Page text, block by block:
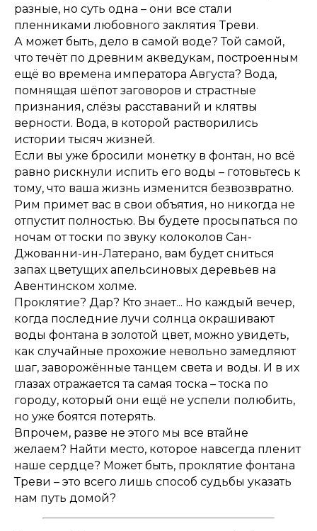
разные, но суть одна – они все стали
пленниками любовного заклятия Треви.
А может быть, дело в самой воде? Той самой,
что течёт по древним акведукам, построенным
ещё во времена императора Августа? Вода,
помнящая шёпот заговоров и страстные
признания, слёзы расставаний и клятвы
верности. Вода, в которой растворились
истории тысяч жизней.
Если вы уже бросили монетку в фонтан, но всё
равно рискнули испить его воды – готовьтесь к
тому, что ваша жизнь изменится безвозвратно.
Рим примет вас в свои объятия, но никогда не
отпустит полностью. Вы будете просыпаться по
ночам от тоски по звуку колоколов Сан-
Джованни-ин-Латерано, вам будет сниться
запах цветущих апельсиновых деревьев на
Авентинском холме.
Проклятие? Дар? Кто знает... Но каждый вечер,
когда последние лучи солнца окрашивают
воды фонтана в золотой цвет, можно увидеть,
как случайные прохожие невольно замедляют
шаг, заворожённые танцем света и воды. И в их
глазах отражается та самая тоска – тоска по
городу, который они ещё не успели полюбить,
но уже боятся потерять.
Впрочем, разве не этого мы все втайне
желаем? Найти место, которое навсегда пленит
наше сердце? Может быть, проклятие фонтана
Треви – это всего лишь способ судьбы указать
нам путь домой?